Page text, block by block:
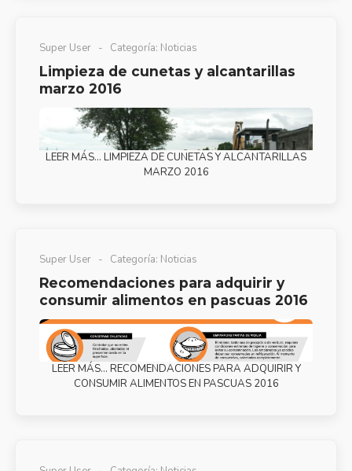
Super User Categoría: Noticias
Limpieza de cunetas y alcantarillas
marzo 2016
LEER MÁS… LIMPIEZA DE CUNETAS Y ALCANTARILLAS
MARZO 2016
Super User Categoría: Noticias
Recomendaciones para adquirir y
consumir alimentos en pascuas 2016
LEER MÁS… RECOMENDACIONES PARA ADQUIRIR Y
CONSUMIR ALIMENTOS EN PASCUAS 2016